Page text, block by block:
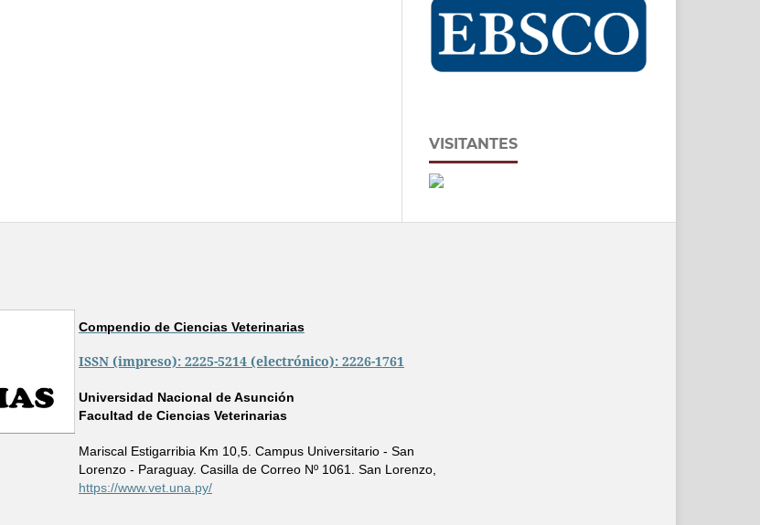
VISITANTES
Compendio de Ciencias Veterinarias
ISSN (impreso): 2225-5214 (electrónico): 2226-1761
Universidad Nacional de Asunción
Facultad de Ciencias Veterinarias
Mariscal Estigarribia Km 10,5. Campus Universitario - San
Lorenzo - Paraguay. Casilla de Correo Nº 1061. San Lorenzo,
https://www.vet.una.py/